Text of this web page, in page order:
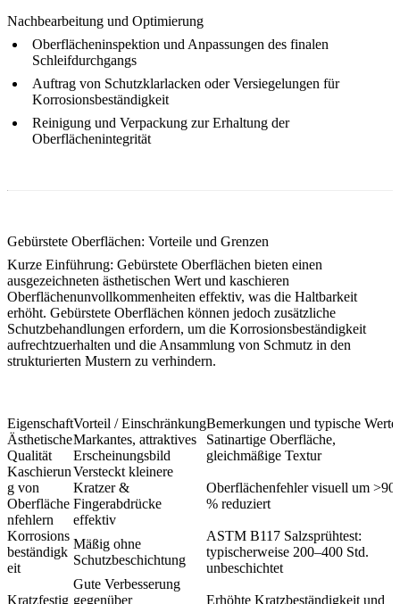
Nachbearbeitung und Optimierung
Oberflächeninspektion und Anpassungen des finalen
Schleifdurchgangs
Auftrag von Schutzklarlacken oder Versiegelungen für
Korrosionsbeständigkeit
Reinigung und Verpackung zur Erhaltung der
Oberflächenintegrität
Gebürstete Oberflächen: Vorteile und Grenzen
Kurze Einführung: Gebürstete Oberflächen bieten einen
ausgezeichneten ästhetischen Wert und kaschieren
Oberflächenunvollkommenheiten effektiv, was die Haltbarkeit
erhöht. Gebürstete Oberflächen können jedoch zusätzliche
Schutzbehandlungen erfordern, um die Korrosionsbeständigkeit
aufrechtzuerhalten und die Ansammlung von Schmutz in den
strukturierten Mustern zu verhindern.
EigenschaftVorteil / EinschränkungBemerkungen und typische Werte
Ästhetische
Qualität
Markantes, attraktives
Erscheinungsbild
Satinartige Oberfläche,
gleichmäßige Textur
Kaschierun
g von
Oberfläche
nfehlern
Versteckt kleinere
Kratzer &
Fingerabdrücke
effektiv
Oberflächenfehler visuell um >90
% reduziert
Korrosions
beständigk
eit
Mäßig ohne
Schutzbeschichtung
ASTM B117 Salzsprühtest:
typischerweise 200–400 Std.
unbeschichtet
Kratzfestig
Gute Verbesserung
gegenüber
Erhöhte Kratzbeständigkeit und